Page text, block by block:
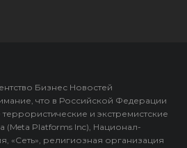
Бизнес Новостей
что в Российской Федерации
и экстремистские
(Meta Platforms Inc), Национал-
«Сеть», религиозная организация